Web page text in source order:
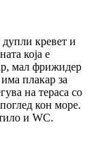
кревет и
која е
мал фрижидер
плакар за
на тераса со
кон море.
и WC.